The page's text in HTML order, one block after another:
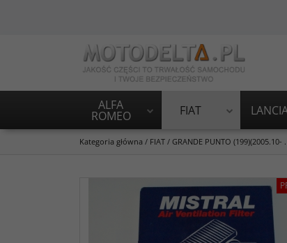
ALFA
ROMEO FIAT
Kategoria główna / FIAT / GRANDE PUNTO (199)(2005.10-